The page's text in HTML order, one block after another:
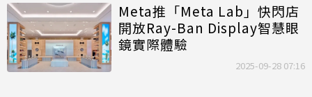
Meta推「Meta Lab」快閃店
開放Ray-Ban Display智慧眼
鏡實際體驗
2025-09-28 07:16